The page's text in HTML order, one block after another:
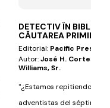
DETECTIV ÎN BIBLIE ÎN
CĂUTAREA PRIMILOR
Editorial: Pacific Press
Autor:José H. Cortes Jr.,
Williams, Sr.
"¿Estamos repitiendo la
adventistas del séptimo